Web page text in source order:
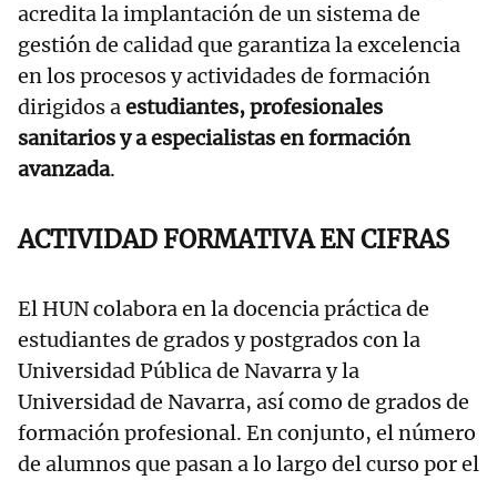
acredita la implantación de un sistema de
gestión de calidad que garantiza la excelencia
en los procesos y actividades de formación
dirigidos aestudiantes, profesionales
sanitarios y a especialistas en formación
avanzada.
ACTIVIDAD FORMATIVA EN CIFRAS
El HUN colabora en la docencia práctica de
estudiantes de grados y postgrados con la
Universidad Pública de Navarra y la
Universidad de Navarra, así como de grados de
formación profesional. En conjunto, el número
de alumnos que pasan a lo largo del curso por el